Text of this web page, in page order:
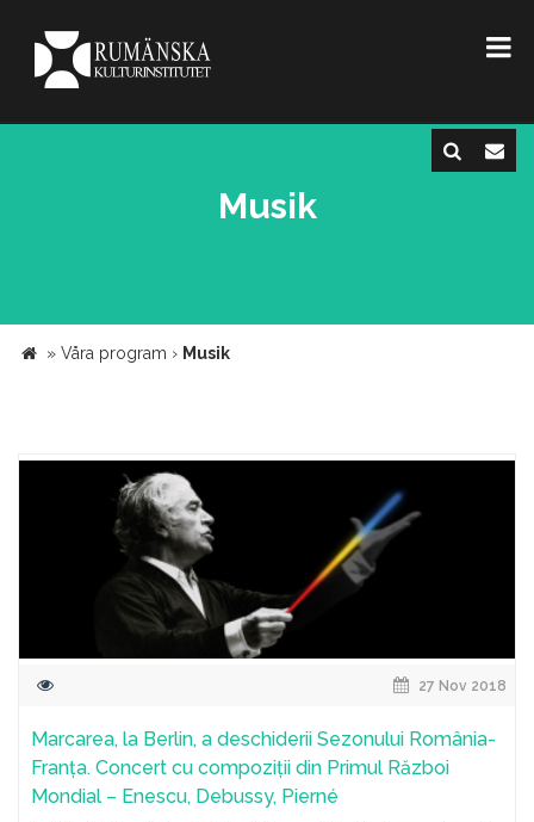
Musik
» Våra program › Musik
27 Nov 2018
Marcarea, la Berlin, a deschiderii Sezonului România-
Franța. Concert cu compoziții din Primul Război
Mondial – Enescu, Debussy, Pierné